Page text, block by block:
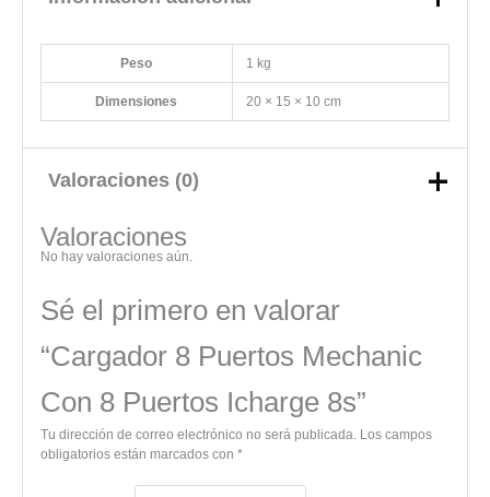
Peso 1 kg
Dimensiones 20 × 15 × 10 cm
Valoraciones (0)
Valoraciones
No hay valoraciones aún.
Sé el primero en valorar
“Cargador 8 Puertos Mechanic
Con 8 Puertos Icharge 8s”
Tu dirección de correo electrónico no será publicada. Los campos
obligatorios están marcados con *